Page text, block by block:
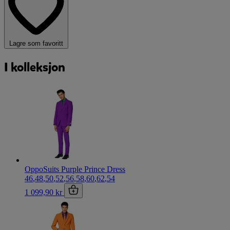
Lagre som favoritt
I kolleksjon
OppoSuits Purple Prince Dress
46,48,50,52,56,58,60,62,54
1 099,90 kr